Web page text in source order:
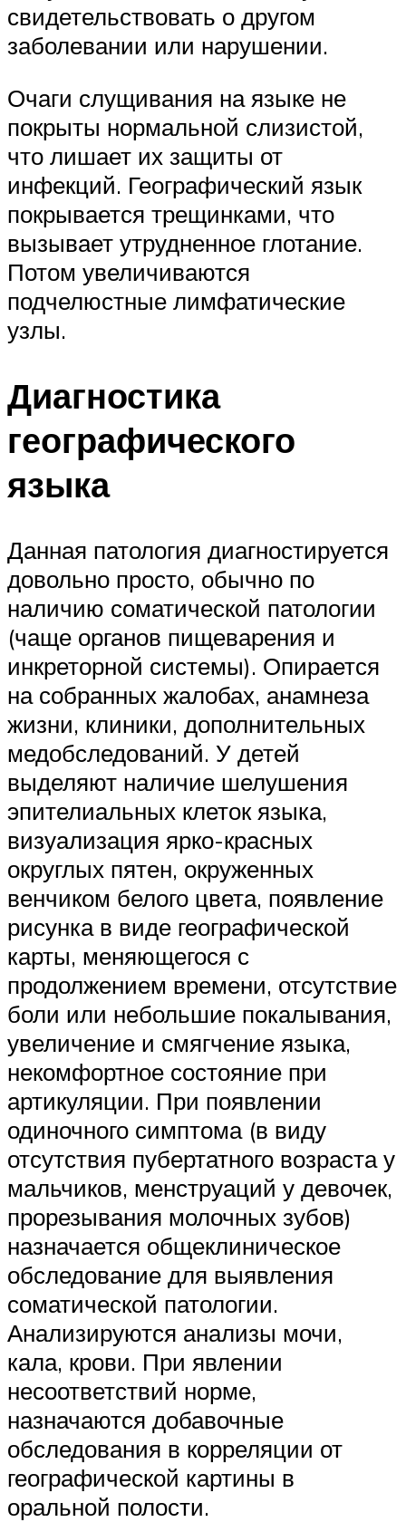
свидетельствовать о другом
заболевании или нарушении.
Очаги слущивания на языке не
покрыты нормальной слизистой,
что лишает их защиты от
инфекций. Географический язык
покрывается трещинками, что
вызывает утрудненное глотание.
Потом увеличиваются
подчелюстные лимфатические
узлы.
Диагностика
географического
языка
Данная патология диагностируется
довольно просто, обычно по
наличию соматической патологии
(чаще органов пищеварения и
инкреторной системы). Опирается
на собранных жалобах, анамнеза
жизни, клиники, дополнительных
медобследований. У детей
выделяют наличие шелушения
эпителиальных клеток языка,
визуализация ярко-красных
округлых пятен, окруженных
венчиком белого цвета, появление
рисунка в виде географической
карты, меняющегося с
продолжением времени, отсутствие
боли или небольшие покалывания,
увеличение и смягчение языка,
некомфортное состояние при
артикуляции. При появлении
одиночного симптома (в виду
отсутствия пубертатного возраста у
мальчиков, менструаций у девочек,
прорезывания молочных зубов)
назначается общеклиническое
обследование для выявления
соматической патологии.
Анализируются анализы мочи,
кала, крови. При явлении
несоответствий норме,
назначаются добавочные
обследования в корреляции от
географической картины в
оральной полости.